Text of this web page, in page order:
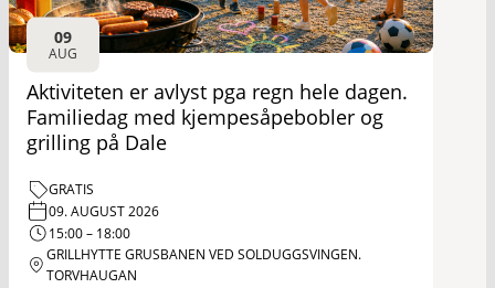
09
AUG
Aktiviteten er avlyst pga regn hele dagen.
Familiedag med kjempesåpebobler og
grilling på Dale
GRATIS
09. AUGUST 2026
15:00 – 18:00
GRILLHYTTE GRUSBANEN VED SOLDUGGSVINGEN.
TORVHAUGAN